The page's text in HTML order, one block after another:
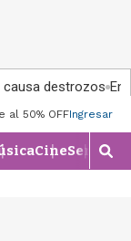
causa destrozos En
al 50% OFFIngresar
CineSeries
M
o